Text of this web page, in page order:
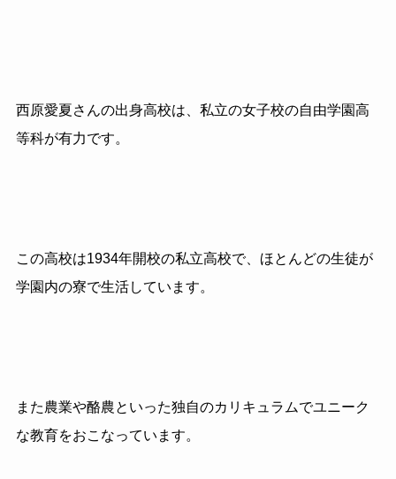
西原愛夏さんの出身高校は、私立の女子校の自由学園高
等科が有力です。
この高校は1934年開校の私立高校で、ほとんどの生徒が
学園内の寮で生活しています。
また農業や酪農といった独自のカリキュラムでユニーク
な教育をおこなっています。